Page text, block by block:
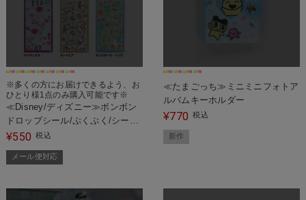
※多くの方にお届けできるよう、お
ひとり様1点のみ購入可能です※
≪Disney/ディズニー≫ボンボン
ドロップシール/ぷくぷく/シール/
全7種＜メール便対応＞
¥550 税込
メール便対応
≪たまごっち≫ミニミニフォトア
ルバムキーホルダー
¥770 税込
新作